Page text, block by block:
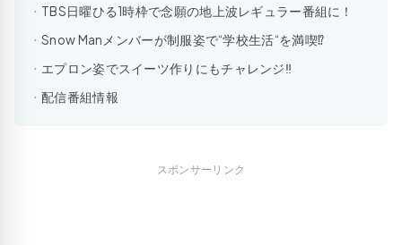
TBS日曜ひる1時枠で念願の地上波レギュラー番組に！
Snow Manメンバーが制服姿で“学校生活“を満喫⁉
エプロン姿でスイーツ作りにもチャレンジ‼
配信番組情報
スポンサーリンク